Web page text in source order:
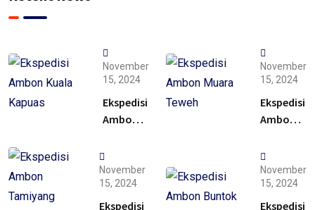
November
15, 2024
Ekspedisi
Ambon
Kapuas –
Solusi
November
15, 2024
Ekspedisi
Ambon
Teweh –
Solusi
November
15, 2024
Ekspedisi
November
15, 2024
Ekspedisi